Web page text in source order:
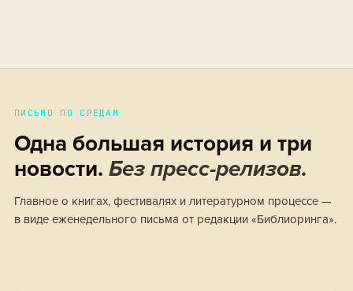
ПИСЬМО ПО СРЕДАМ
Одна большая история и три
новости. Без пресс-релизов.
Главное о книгах, фестивалях и литературном процессе —
в виде еженедельного письма от редакции «Библиоринга».